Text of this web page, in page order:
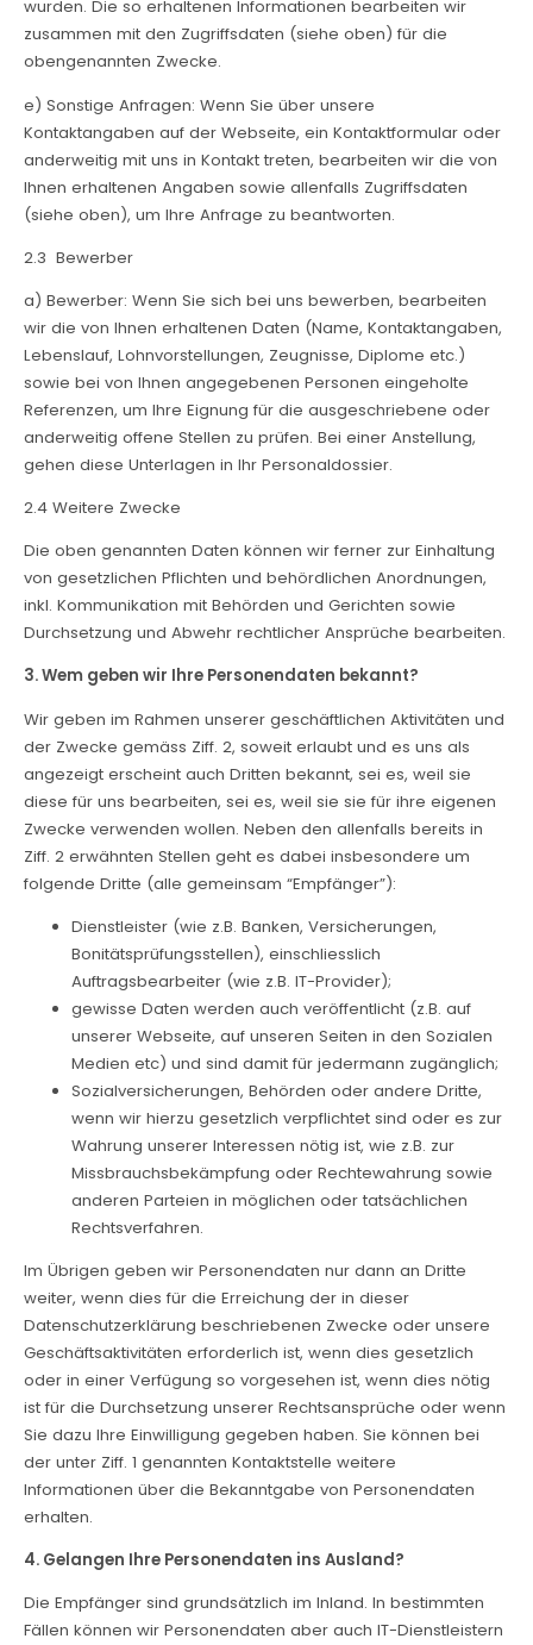
wurden. Die so erhaltenen Informationen bearbeiten wir
zusammen mit den Zugriffsdaten (siehe oben) für die
obengenannten Zwecke.
e) Sonstige Anfragen: Wenn Sie über unsere
Kontaktangaben auf der Webseite, ein Kontaktformular oder
anderweitig mit uns in Kontakt treten, bearbeiten wir die von
Ihnen erhaltenen Angaben sowie allenfalls Zugriffsdaten
(siehe oben), um Ihre Anfrage zu beantworten.
2.3 Bewerber
a) Bewerber: Wenn Sie sich bei uns bewerben, bearbeiten
wir die von Ihnen erhaltenen Daten (Name, Kontaktangaben,
Lebenslauf, Lohnvorstellungen, Zeugnisse, Diplome etc.)
sowie bei von Ihnen angegebenen Personen eingeholte
Referenzen, um Ihre Eignung für die ausgeschriebene oder
anderweitig offene Stellen zu prüfen. Bei einer Anstellung,
gehen diese Unterlagen in Ihr Personaldossier.
2.4 Weitere Zwecke
Die oben genannten Daten können wir ferner zur Einhaltung
von gesetzlichen Pflichten und behördlichen Anordnungen,
inkl. Kommunikation mit Behörden und Gerichten sowie
Durchsetzung und Abwehr rechtlicher Ansprüche bearbeiten.
3. Wem geben wir Ihre Personendaten bekannt?
Wir geben im Rahmen unserer geschäftlichen Aktivitäten und
der Zwecke gemäss Ziff. 2, soweit erlaubt und es uns als
angezeigt erscheint auch Dritten bekannt, sei es, weil sie
diese für uns bearbeiten, sei es, weil sie sie für ihre eigenen
Zwecke verwenden wollen. Neben den allenfalls bereits in
Ziff. 2 erwähnten Stellen geht es dabei insbesondere um
folgende Dritte (alle gemeinsam “Empfänger”):
Dienstleister (wie z.B. Banken, Versicherungen,
Bonitätsprüfungsstellen), einschliesslich
Auftragsbearbeiter (wie z.B. IT-Provider);
gewisse Daten werden auch veröffentlicht (z.B. auf
unserer Webseite, auf unseren Seiten in den Sozialen
Medien etc) und sind damit für jedermann zugänglich;
Sozialversicherungen, Behörden oder andere Dritte,
wenn wir hierzu gesetzlich verpflichtet sind oder es zur
Wahrung unserer Interessen nötig ist, wie z.B. zur
Missbrauchsbekämpfung oder Rechtewahrung sowie
anderen Parteien in möglichen oder tatsächlichen
Rechtsverfahren.
Im Übrigen geben wir Personendaten nur dann an Dritte
weiter, wenn dies für die Erreichung der in dieser
Datenschutzerklärung beschriebenen Zwecke oder unsere
Geschäftsaktivitäten erforderlich ist, wenn dies gesetzlich
oder in einer Verfügung so vorgesehen ist, wenn dies nötig
ist für die Durchsetzung unserer Rechtsansprüche oder wenn
Sie dazu Ihre Einwilligung gegeben haben. Sie können bei
der unter Ziff. 1 genannten Kontaktstelle weitere
Informationen über die Bekanntgabe von Personendaten
erhalten.
4. Gelangen Ihre Personendaten ins Ausland?
Die Empfänger sind grundsätzlich im Inland. In bestimmten
Fällen können wir Personendaten aber auch IT-Dienstleistern